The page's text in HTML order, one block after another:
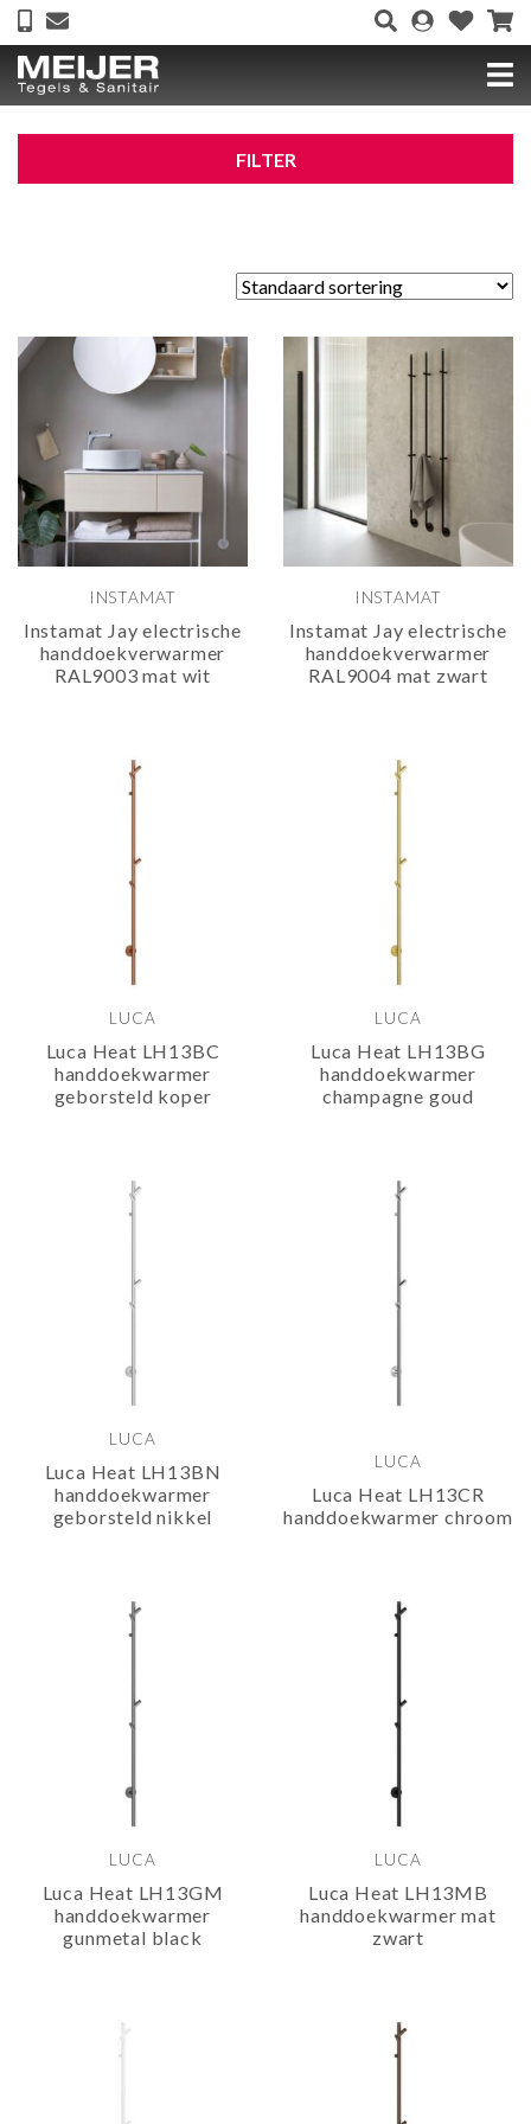
FILTER
INSTAMAT
Instamat Jay electrische
handdoekverwarmer
RAL9003 mat wit
INSTAMAT
Instamat Jay electrische
handdoekverwarmer
RAL9004 mat zwart
LUCA
Luca Heat LH13BC
handdoekwarmer
geborsteld koper
LUCA
Luca Heat LH13BG
handdoekwarmer
champagne goud
LUCA
Luca Heat LH13BN
handdoekwarmer
geborsteld nikkel
LUCA
Luca Heat LH13CR
handdoekwarmer chroom
LUCA
Luca Heat LH13GM
handdoekwarmer
gunmetal black
LUCA
Luca Heat LH13MB
handdoekwarmer mat
zwart